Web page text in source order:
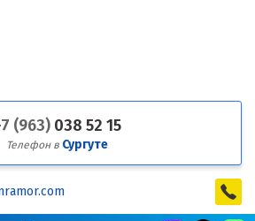
(963) 038 52 15
Телефон в Сургуте